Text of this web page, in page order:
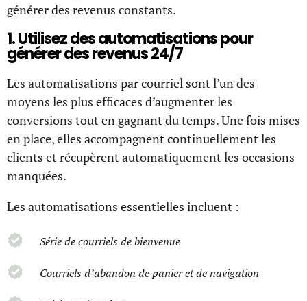
générer des revenus constants.
1. Utilisez des automatisations pour
générer des revenus 24/7
Les automatisations par courriel sont l’un des
moyens les plus efficaces d’augmenter les
conversions tout en gagnant du temps. Une fois mises
en place, elles accompagnent continuellement les
clients et récupèrent automatiquement les occasions
manquées.
Les automatisations essentielles incluent :
Série de courriels de bienvenue
Courriels d’abandon de panier et de navigation